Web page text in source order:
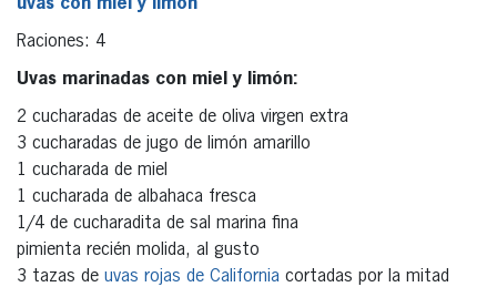
uvas con miel y limón
Raciones: 4
Uvas marinadas con miel y limón:
2 cucharadas de aceite de oliva virgen extra
3 cucharadas de jugo de limón amarillo
1 cucharada de miel
1 cucharada de albahaca fresca
1/4 de cucharadita de sal marina fina
pimienta recién molida, al gusto
3 tazas de uvas rojas de California cortadas por la mitad